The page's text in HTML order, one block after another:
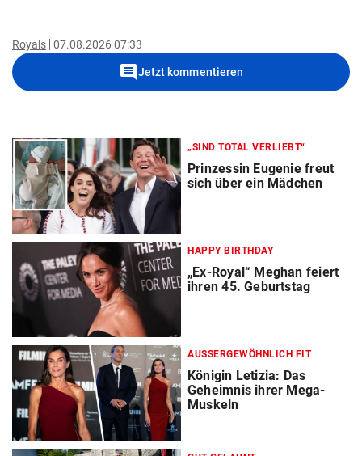
Royals 07.08.2026 07:33
commentJetzt kommentieren
„SIND TOTAL VERLIEBT“
Prinzessin Eugenie freut
sich über ein Mädchen
HAPPY BIRTHDAY
„Ex-Royal“ Meghan feiert
ihren 45. Geburtstag
AUSSERGEWÖHNLICH FIT
Königin Letizia: Das
Geheimnis ihrer Mega-
Muskeln